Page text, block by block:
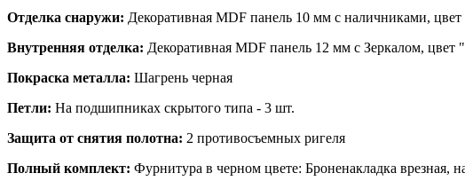
Отделка снаружи: Декоративная MDF панель 10 мм с наличниками,
Внутренняя отделка: Декоративная MDF панель 12 мм с Зеркалом, цвет
Покраска металла: Шагрень черная
Петли: На подшипниках скрытого типа - 3 шт.
Защита от снятия полотна: 2 противосъемных ригеля
Полный комплект: Фурнитура в черном цвете: Броненакладка врезная,